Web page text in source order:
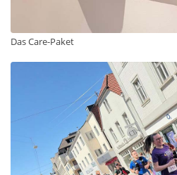
Das Care-Paket